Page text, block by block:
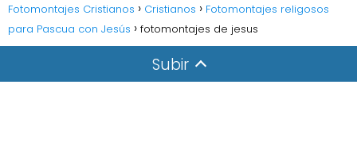
Fotomontajes Cristianos Cristianos
Fotomontajes religosos
para Pascua con Jesús
fotomontajes de jesus
Subir